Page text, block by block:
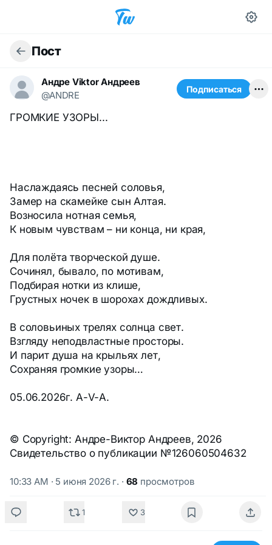
Пост
Андре Viktor Андреев
@ANDRE
Подписаться
ГРОМКИЕ УЗОРЫ...
Наслаждаясь песней соловья,
Замер на скамейке сын Алтая.
Возносила нотная семья,
К новым чувствам – ни конца, ни края,
Для полёта творческой душе.
Сочинял, бывало, по мотивам,
Подбирая нотки из клише,
Грустных ночек в шорохах дождливых.
В соловьиных трелях солнца свет.
Взгляду неподвластные просторы.
И парит душа на крыльях лет,
Сохраняя громкие узоры…
05.06.2026г. А-V-А.
© Copyright: Андре-Виктор Андреев, 2026
Свидетельство о публикации №126060504632
10:33 AM · 5 июня 2026 г. · 68 просмотров
1 3